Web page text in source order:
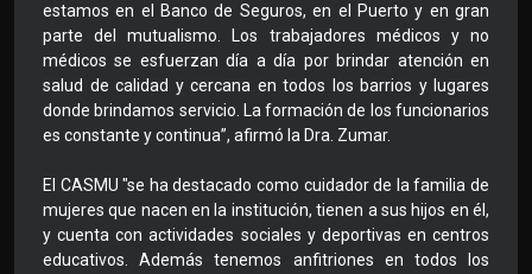
estamos en el Banco de Seguros, en el Puerto y en gran
parte del mutualismo. Los trabajadores médicos y no
médicos se esfuerzan día a día por brindar atención en
salud de calidad y cercana en todos los barrios y lugares
donde brindamos servicio. La formación de los funcionarios
es constante y continua”, afirmó la Dra. Zumar.
El CASMU "se ha destacado como cuidador de la familia de
mujeres que nacen en la institución, tienen a sus hijos en él,
y cuenta con actividades sociales y deportivas en centros
educativos. Además tenemos anfitriones en todos los